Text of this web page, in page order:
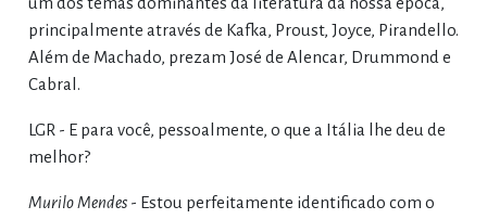
principalmente através de Kafka, Proust, Joyce, Pirandello.
Além de Machado, prezam José de Alencar, Drummond e
Cabral.
LGR - E para você, pessoalmente, o que a Itália lhe deu de
melhor?
Murilo Mendes - Estou perfeitamente identificado com o